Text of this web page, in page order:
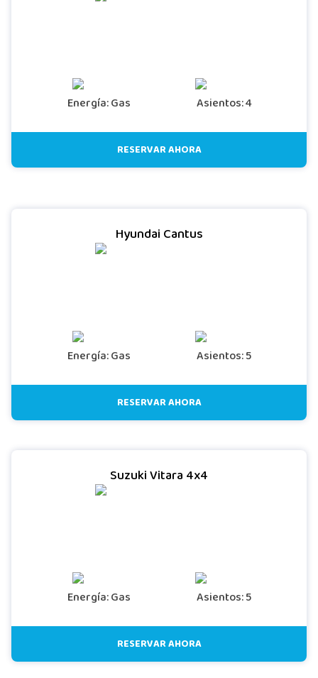
Energía: Gas Asientos: 4
RESERVAR AHORA
Hyundai Cantus
Energía: Gas Asientos: 5
RESERVAR AHORA
Suzuki Vitara 4x4
Energía: Gas Asientos: 5
RESERVAR AHORA